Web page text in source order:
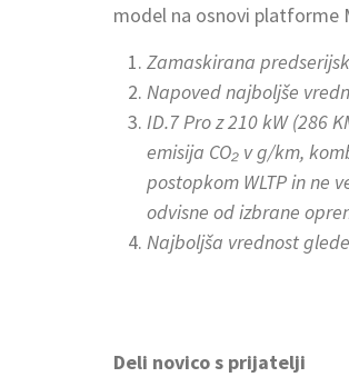
model na osnovi platforme
Zamaskirana
Napoved najboljše
ID.7 Pro z 210 kW (286
emisija CO₂ v g/km,
postopkom WLTP in ne
odvisne od izbrane
Najboljša vrednost
Deli novico s prijatelji